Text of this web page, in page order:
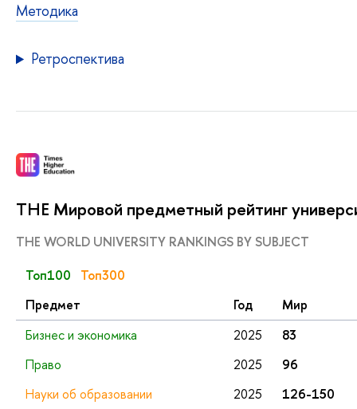
Методика
Ретроспектива
THE Мировой предметный рейтинг
THE WORLD UNIVERSITY RANKINGS BY SUBJECT
Топ100
Топ300
Предмет
Год
Мир
Бизнес и экономика
2025
83
Право
2025
96
Науки об образовании
2025
126-150